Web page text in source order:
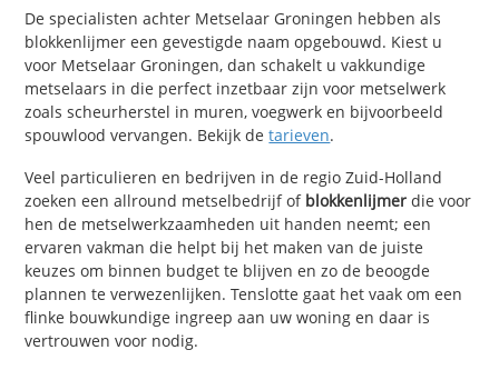
De specialisten achter Metselaar Groningen hebben als
blokkenlijmer een gevestigde naam opgebouwd. Kiest u
voor Metselaar Groningen, dan schakelt u vakkundige
metselaars in die perfect inzetbaar zijn voor metselwerk
zoals scheurherstel in muren, voegwerk en bijvoorbeeld
spouwlood vervangen. Bekijk detarieven.
Veel particulieren en bedrijven in de regio Zuid-Holland
zoeken een allround metselbedrijf of blokkenlijmer die voor
hen de metselwerkzaamheden uit handen neemt; een
ervaren vakman die helpt bij het maken van de juiste
keuzes om binnen budget te blijven en zo de beoogde
plannen te verwezenlijken. Tenslotte gaat het vaak om een
flinke bouwkundige ingreep aan uw woning en daar is
vertrouwen voor nodig.